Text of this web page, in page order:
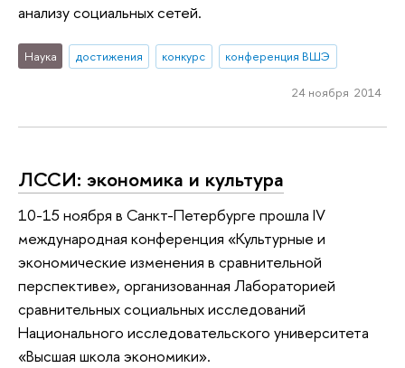
анализу социальных сетей.
Наука достижения конкурс конференция ВШЭ
24 ноября 2014
ЛССИ: экономика и культура
10-15 ноября в Санкт-Петербурге прошла IV
международная конференция «Культурные и
экономические изменения в сравнительной
перспективе», организованная Лабораторией
сравнительных социальных исследований
Национального исследовательского университета
«Высшая школа экономики».